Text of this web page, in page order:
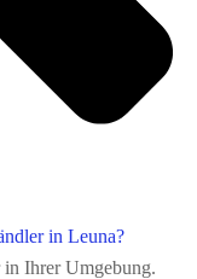
in Leuna?
Ihrer Umgebung.